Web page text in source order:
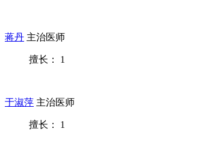
蒋丹 主治医师
擅长： 1
于淑萍 主治医师
擅长： 1